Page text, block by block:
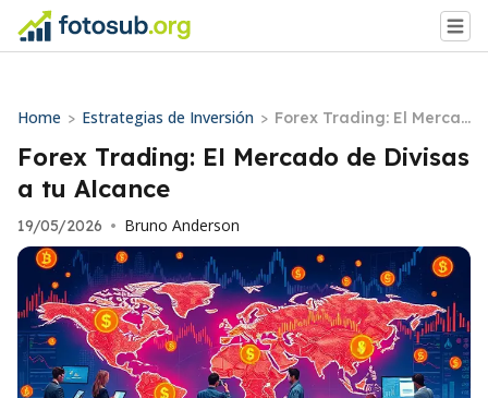
Home > Estrategias de Inversión > Forex Trading: El Merca
do de Divisas a tu Alcan
ce
Forex Trading: El Mercado de Divisas
a tu Alcance
19/05/2026 • Bruno Anderson